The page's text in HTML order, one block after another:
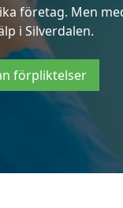
företag. Men
i Silverdalen.
förpliktelser